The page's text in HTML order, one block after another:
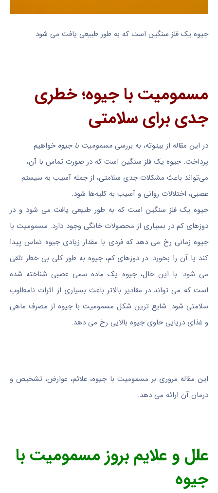
جیوه یک فلز سنگین است که به طور طبیعی یافت می شود
مسمومیت با جیوه؛ خطری
جدی برای سلامتی
در این مقاله از بیتوته، به بررسی مسمومیت با جیوه خواهیم
پرداخت. جیوه یک فلز سنگین است که در صورت تماس با آن،
می‌تواند باعث مشکلات جدی سلامتی، از جمله آسیب به سیستم
عصبی، اختلالات روانی و آسیب به کلیه‌ها شود.
جیوه یک فلز سنگین است که به طور طبیعی یافت می شود و در
دوزهای کم در بسیاری از محصولات خانگی وجود دارد. مسمومیت با
جیوه زمانی رخ می دهد که فردی با مقدار زیادی جیوه تماس پیدا
کند یا آن را بخورد. در دوزهای کم، جیوه به طور کلی بی خطر تلقی
می شود. با این حال، جیوه یک ماده سمی عصبی شناخته شده
است که می تواند در مقادیر بالاتر باعث بسیاری از اثرات نامطلوب
سلامتی شود. شایع ترین شکل مسمومیت با جیوه از مصرف ماهی
و غذای دریایی حاوی جیوه بالایی رخ می دهد.
این مقاله مروری بر مسمومیت با جیوه، علائم، عوارض، تشخیص و
درمان آن ارائه می دهد.
علل و علایم بروز مسمومیت با
جیوه